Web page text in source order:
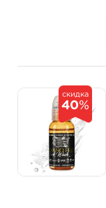
Количество
скидка
40%